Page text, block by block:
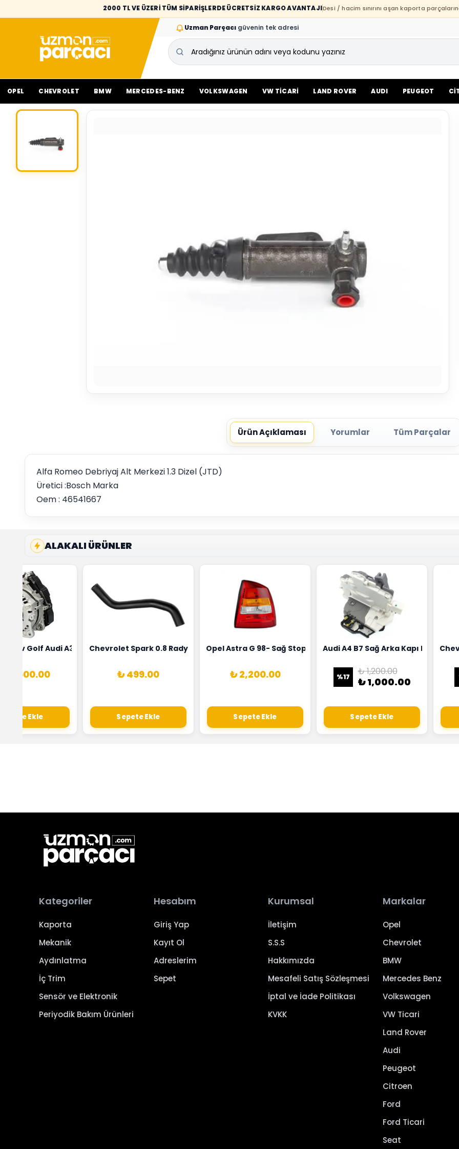
2000 TL VE ÜZERİ TÜM SİPARİŞLERDE ÜCRETSİZ KARGO AVANTAJIDesi / hacim sınırını aşan kaporta
Uzman Parçacı güvenin tek adresi
OPEL CHEVROLET BMW MERCEDES-BENZ VOLKSWAGEN VW TİCARİ LAND ROVER AUDI PEUGEOT
Ürün Açıklaması Yorumlar Tüm Parçalar
Alfa Romeo Debriyaj Alt Merkezi 1.3 Dizel (JTD)
Üretici :Bosch Marka
Oem : 46541667
ALAKALI ÜRÜNLER
Bosch Marka 1628HN-0258010081
Wv Golf Audi A3 Şarj Alternatörü Valeo Marka 05E903018G
Sepete Ekle
Chevrolet Spark 0.8 Radyatör Üst Hortumu Rapro Marka 96591464
₺ 499.00
Sepete Ekle
Opel Astra G 98- Sağ Stop Lambası Depo Marka 6223020
₺ 2,200.00
Sepete Ekle
Audi A4 B7 Sağ Arka Kapı Kilit
%17 ₺ 1,200.00
₺ 1,000.00
Sepete Ekle
Kategoriler
Kaporta
Mekanik
Aydınlatma
İç Trim
Sensör ve Elektronik
Periyodik Bakım Ürünleri
Hesabım
Giriş Yap
Kayıt Ol
Adreslerim
Sepet
Kurumsal
İletişim
S.S.S
Hakkımızda
Mesafeli Satış Sözleşmesi
İptal ve İade Politikası
KVKK
Markalar
Opel
Chevrolet
BMW
Mercedes Benz
Volkswagen
VW Ticari
Land Rover
Audi
Peugeot
Citroen
Ford
Ford Ticari
Seat